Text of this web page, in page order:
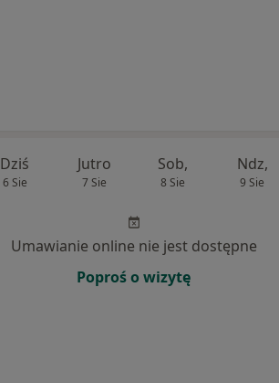
Dziś
6 Sie
Jutro
7 Sie
Sob,
8 Sie
Ndz,
9 Sie
Umawianie online nie jest dostępne
Poproś o wizytę